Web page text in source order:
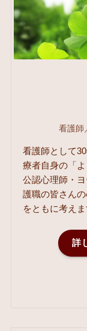
看護師
看護師として
療者自身の「
公認心理師・
護職の皆さん
をともに考えま
詳